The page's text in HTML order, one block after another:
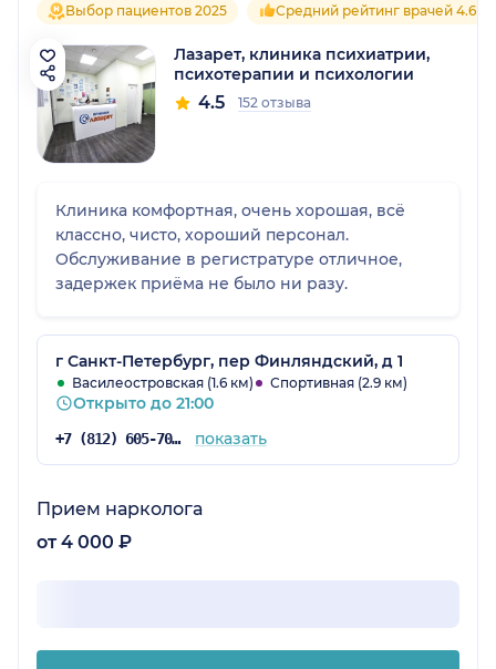
Выбор пациентов 2025 Средний рейтинг врачей 4.6
Лазарет, клиника психиатрии,
психотерапии и психологии
4.5 152 отзыва
Клиника комфортная, очень хорошая, всё
классно, чисто, хороший персонал.
Обслуживание в регистратуре отличное,
задержек приёма не было ни разу.
г Санкт-Петербург, пер Финляндский, д 1
Василеостровская (1.6 км) Спортивная (2.9 км)
Открыто до 21:00
+7 (812) 605-70-92 показать
Прием нарколога
от 4 000 ₽